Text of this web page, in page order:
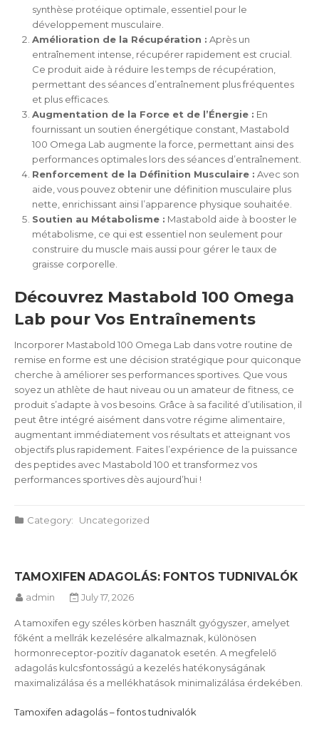
synthèse protéique optimale, essentiel pour le
développement musculaire.
Amélioration de la Récupération : Après un
entraînement intense, récupérer rapidement est crucial.
Ce produit aide à réduire les temps de récupération,
permettant des séances d’entraînement plus fréquentes
et plus efficaces.
Augmentation de la Force et de l’Énergie : En
fournissant un soutien énergétique constant, Mastabold
100 Omega Lab augmente la force, permettant ainsi des
performances optimales lors des séances d’entraînement.
Renforcement de la Définition Musculaire : Avec son
aide, vous pouvez obtenir une définition musculaire plus
nette, enrichissant ainsi l’apparence physique souhaitée.
Soutien au Métabolisme : Mastabold aide à booster le
métabolisme, ce qui est essentiel non seulement pour
construire du muscle mais aussi pour gérer le taux de
graisse corporelle.
Découvrez Mastabold 100 Omega
Lab pour Vos Entraînements
Incorporer Mastabold 100 Omega Lab dans votre routine de
remise en forme est une décision stratégique pour quiconque
cherche à améliorer ses performances sportives. Que vous
soyez un athlète de haut niveau ou un amateur de fitness, ce
produit s’adapte à vos besoins. Grâce à sa facilité d’utilisation, il
peut être intégré aisément dans votre régime alimentaire,
augmentant immédiatement vos résultats et atteignant vos
objectifs plus rapidement. Faites l’expérience de la puissance
des peptides avec Mastabold 100 et transformez vos
performances sportives dès aujourd’hui !
Category: Uncategorized
TAMOXIFEN ADAGOLÁS: FONTOS TUDNIVALÓK
admin July 17, 2026
A tamoxifen egy széles körben használt gyógyszer, amelyet
főként a mellrák kezelésére alkalmaznak, különösen
hormonreceptor-pozitív daganatok esetén. A megfelelő
adagolás kulcsfontosságú a kezelés hatékonyságának
maximalizálása és a mellékhatások minimalizálása érdekében.
Tamoxifen adagolás – fontos tudnivalók